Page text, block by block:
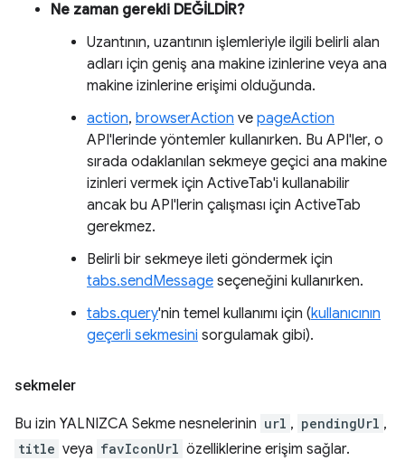
Ne zaman gerekli DEĞİLDİR?
Uzantının, uzantının işlemleriyle ilgili belirli alan
adları için geniş ana makine izinlerine veya ana
makine izinlerine erişimi olduğunda.
action, browserAction ve pageAction
API'lerinde yöntemler kullanırken. Bu API'ler, o
sırada odaklanılan sekmeye geçici ana makine
izinleri vermek için ActiveTab'i kullanabilir
ancak bu API'lerin çalışması için ActiveTab
gerekmez.
Belirli bir sekmeye ileti göndermek için
tabs.sendMessage seçeneğini kullanırken.
tabs.query'nin temel kullanımı için (kullanıcının
geçerli sekmesini sorgulamak gibi).
sekmeler
Bu izin YALNIZCA Sekme nesnelerinin url , pendingUrl ,
title veya favIconUrl özelliklerine erişim sağlar.